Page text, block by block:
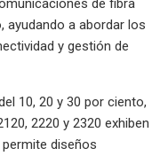
de fibra
a abordar los
y gestión de
10, 20 y 30 por ciento,
2220 y 2320 exhiben
diseños